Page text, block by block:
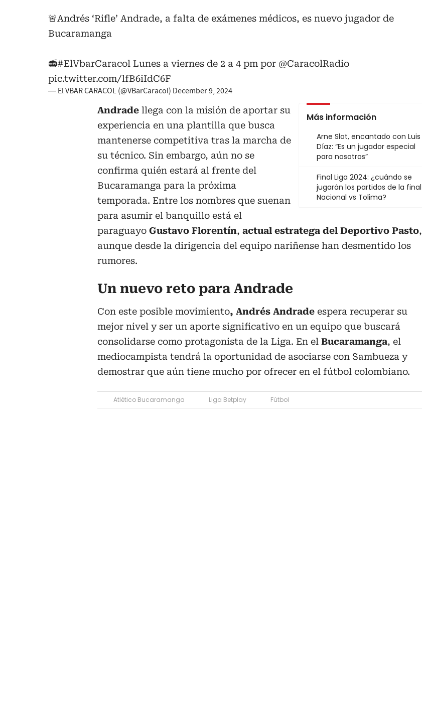
🚨Andrés ‘Rifle’ Andrade, a falta de exámenes médicos, es nuevo jugador de
Bucaramanga
📻#ElVbarCaracol Lunes a viernes de 2 a 4 pm por @CaracolRadio
pic.twitter.com/lfB6iIdC6F
— El VBAR CARACOL (@VBarCaracol) December 9, 2024
Más información
Arne Slot, encantado con Luis
Díaz: “Es un jugador especial
para nosotros”
Final Liga 2024: ¿cuándo se
jugarán los partidos de la final
Nacional vs Tolima?
Andrade llega con la misión de aportar su
experiencia en una plantilla que busca
mantenerse competitiva tras la marcha de
su técnico. Sin embargo, aún no se
confirma quién estará al frente del
Bucaramanga para la próxima
temporada. Entre los nombres que suenan
para asumir el banquillo está el
paraguayo Gustavo Florentín, actual estratega del Deportivo Pasto,
aunque desde la dirigencia del equipo nariñense han desmentido los
rumores.
Un nuevo reto para Andrade
Con este posible movimiento, Andrés Andrade espera recuperar su
mejor nivel y ser un aporte significativo en un equipo que buscará
consolidarse como protagonista de la Liga. En el Bucaramanga, el
mediocampista tendrá la oportunidad de asociarse con Sambueza y
demostrar que aún tiene mucho por ofrecer en el fútbol colombiano.
Atlético Bucaramanga Liga Betplay Fútbol